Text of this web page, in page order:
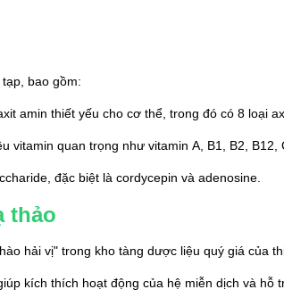
bao gồm:
amin thiết yếu cho cơ thể, trong đó có 8 loại
vitamin quan trọng như vitamin A, B1, B2,
đặc biệt là cordycepin và adenosine.
thảo
hải vị" trong kho tàng dược liệu quý giá của
kích thích hoạt động của hệ miễn dịch và hỗ